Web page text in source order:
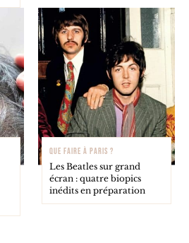
QUE FAIRE À PARIS ?
Les Beatles sur grand
écran : quatre biopics
inédits en préparation